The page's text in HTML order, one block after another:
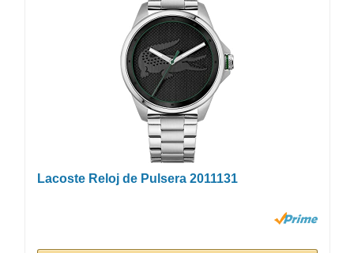
Lacoste Reloj de Pulsera 2011131